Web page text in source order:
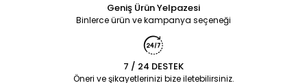
Geniş Ürün Yelpazesi
Binlerce ürün ve kampanya seçeneği
7 / 24 DESTEK
Öneri ve şikayetlerinizi bize iletebilirsiniz.